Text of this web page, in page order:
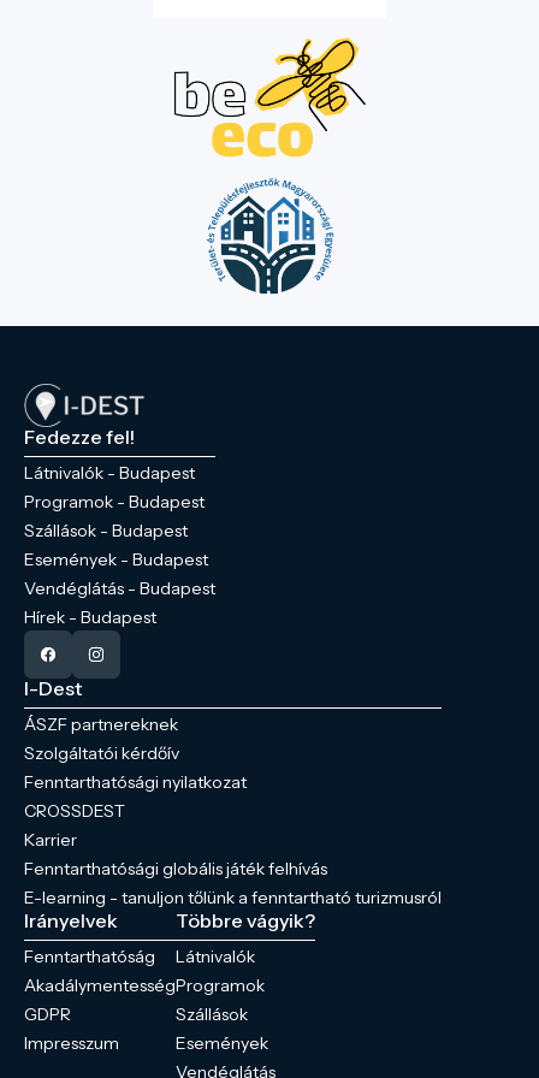
Fedezze fel!
Látnivalók - Budapest
Programok - Budapest
Szállások - Budapest
Események - Budapest
Vendéglátás - Budapest
Hírek - Budapest
I-Dest
ÁSZF partnereknek
Szolgáltatói kérdőív
Fenntarthatósági nyilatkozat
CROSSDEST
Karrier
Fenntarthatósági globális játék felhívás
E-learning - tanuljon tőlünk a fenntartható turizmusról
Irányelvek
Fenntarthatóság
Akadálymentesség
GDPR
Impresszum
Többre vágyik?
Látnivalók
Programok
Szállások
Események
Vendéglátás